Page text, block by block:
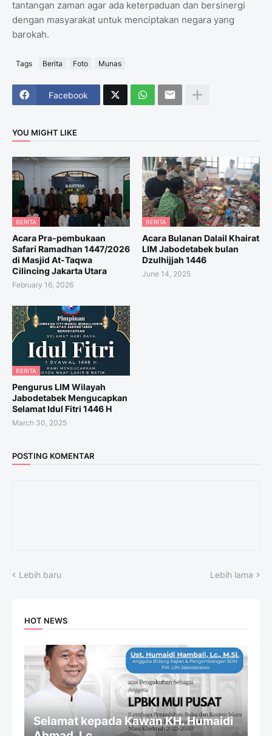
tantangan zaman agar ada keterpaduan dan bersinergi
dengan masyarakat untuk menciptakan negara yang
barokah.
Tags Berita Foto Munas
Facebook
YOU MIGHT LIKE
BERITA
Acara Pra-pembukaan
Safari Ramadhan 1447/2026
di Masjid At-Taqwa
Cilincing Jakarta Utara
February 16, 2026
BERITA
Acara Bulanan Dalail Khairat
LIM Jabodetabek bulan
Dzulhijjah 1446
June 14, 2025
BERITA
Pengurus LIM Wilayah
Jabodetabek Mengucapkan
Selamat Idul Fitri 1446 H
March 30, 2025
POSTING KOMENTAR
Lebih baru Lebih lama
HOT NEWS
Selamat kepada Kawan KH. Humaidi